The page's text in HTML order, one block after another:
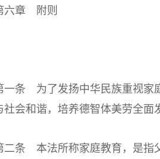
章 附则
为了发扬中华民族重视家庭
社会和谐，培养德智体美劳全面
本法所称家庭教育，是指父